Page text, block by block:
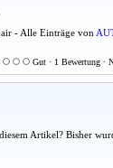
- Alle Einträge von
Gut · 1 Bewertung ·
Artikel? Bisher